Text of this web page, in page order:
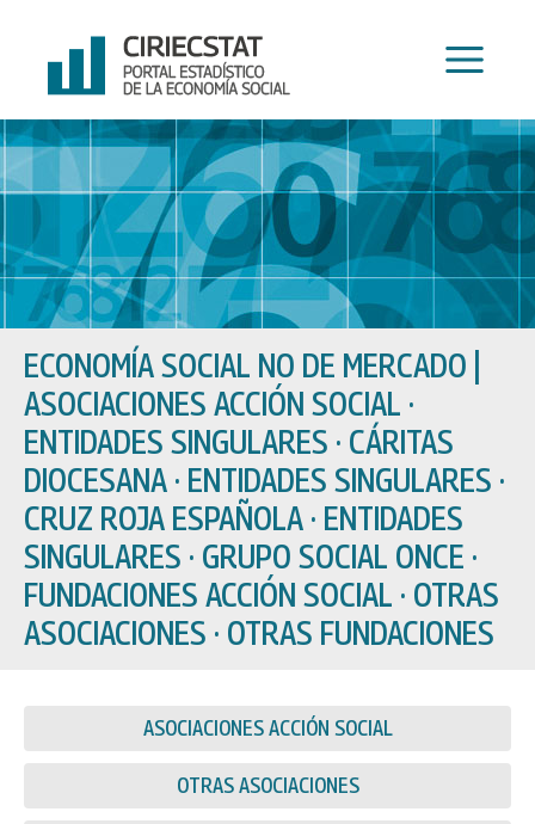
contenido
ECONOMÍA SOCIAL NO DE MERCADO
ASOCIACIONES ACCIÓN SOCIAL ·
ENTIDADES SINGULARES · CÁRITAS
DIOCESANA · ENTIDADES SINGULARES ·
CRUZ ROJA ESPAÑOLA · ENTIDADES
SINGULARES · GRUPO SOCIAL ONCE ·
FUNDACIONES ACCIÓN SOCIAL · OTRAS
ASOCIACIONES · OTRAS FUNDACIONES
ASOCIACIONES ACCIÓN SOCIAL
OTRAS ASOCIACIONES